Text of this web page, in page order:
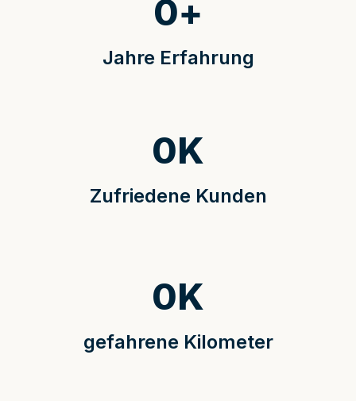
Jahre Erfahrung
0+
Zufriedene Kunden
0K
gefahrene Kilometer
0K